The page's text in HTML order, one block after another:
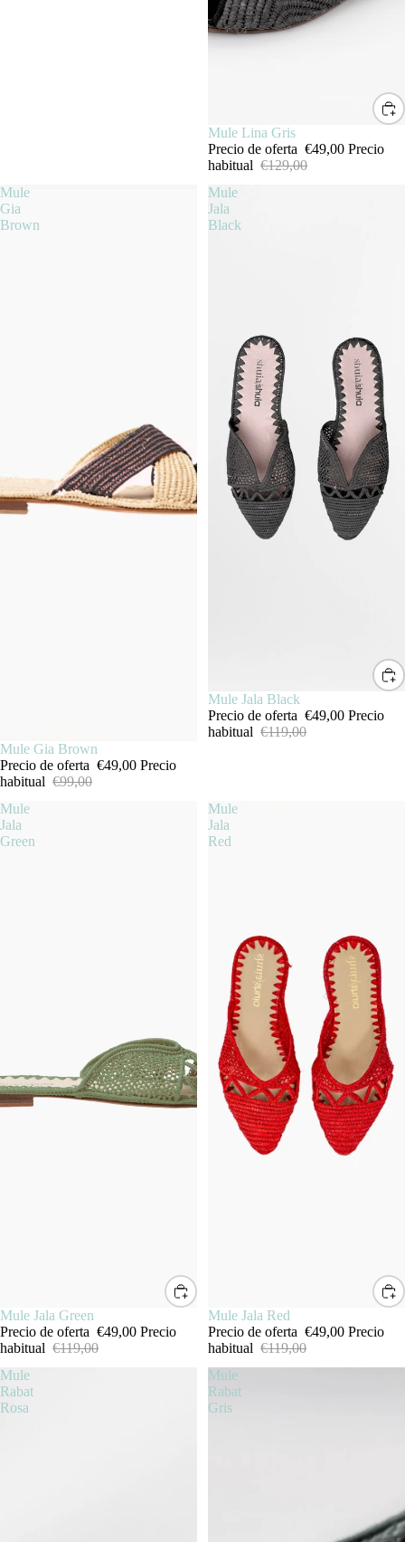
SALE
Mule Lina Gris
Precio de oferta €49,00 Precio
habitual €129,00
Mule
Gia
Brown
Agotado
Mule Gia Brown
Precio de oferta €49,00 Precio
habitual €99,00
Mule
Jala
Black
SALE
Mule Jala Black
Precio de oferta €49,00 Precio
habitual €119,00
Mule
Jala
Green
SALE
Mule Jala Green
Precio de oferta €49,00 Precio
habitual €119,00
Mule
Jala
Red
SALE
Mule Jala Red
Precio de oferta €49,00 Precio
habitual €119,00
Mule
Rabat
Rosa
Mule
Rabat
Gris